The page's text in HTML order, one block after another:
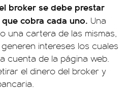
broker se debe prestar
cobra cada uno. Una
una cartera de las mismas,
intereses los cuales
cuenta de la página web.
el dinero del broker y